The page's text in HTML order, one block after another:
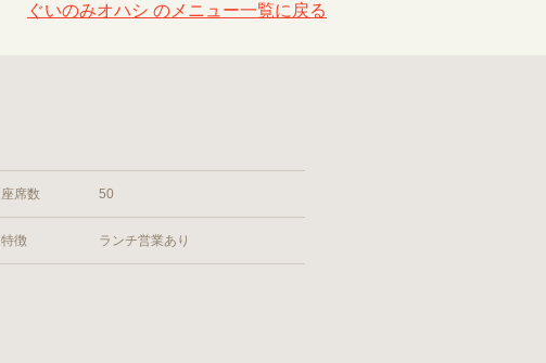
ぐいのみオハシ のメニュー一覧に戻る
座席数 50
特徴 ランチ営業あり